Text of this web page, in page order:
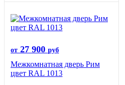
от 27 900 руб
Межкомнатная дверь Рим
цвет RAL 1013